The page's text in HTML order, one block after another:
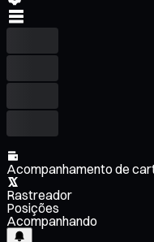
Acompanhamento de
Rastreador
Posições
Acompanhando